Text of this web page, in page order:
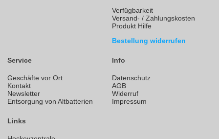
Verfügbarkeit
Versand- / Zahlungskosten
Produkt Hilfe
Bestellung widerrufen
Service
Geschäfte vor Ort
Kontakt
Newsletter
Entsorgung von Altbatterien
Info
Datenschutz
AGB
Widerruf
Impressum
Links